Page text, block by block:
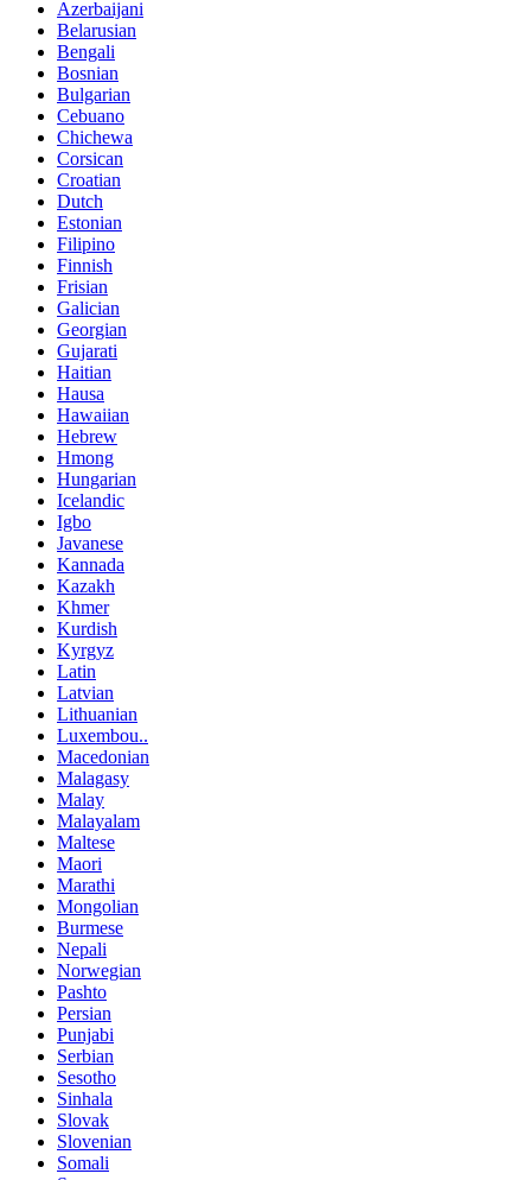
Azerbaijani
Belarusian
Bengali
Bosnian
Bulgarian
Cebuano
Chichewa
Corsican
Croatian
Dutch
Estonian
Filipino
Finnish
Frisian
Galician
Georgian
Gujarati
Haitian
Hausa
Hawaiian
Hebrew
Hmong
Hungarian
Icelandic
Igbo
Javanese
Kannada
Kazakh
Khmer
Kurdish
Kyrgyz
Latin
Latvian
Lithuanian
Luxembou..
Macedonian
Malagasy
Malay
Malayalam
Maltese
Maori
Marathi
Mongolian
Burmese
Nepali
Norwegian
Pashto
Persian
Punjabi
Serbian
Sesotho
Sinhala
Slovak
Slovenian
Somali